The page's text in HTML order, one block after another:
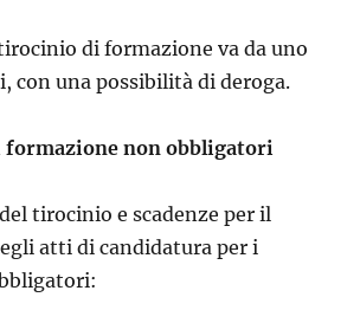
di formazione va da uno
con una possibilità di deroga.
non obbligatori
tirocinio e scadenze per il
atti di candidatura per i